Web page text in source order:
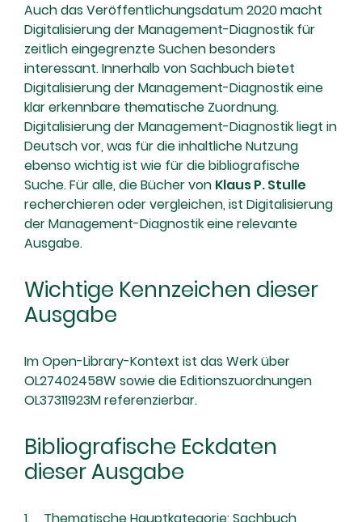
Auch das Veröffentlichungsdatum 2020 macht
Digitalisierung der Management-Diagnostik für
zeitlich eingegrenzte Suchen besonders
interessant. Innerhalb von Sachbuch bietet
Digitalisierung der Management-Diagnostik eine
klar erkennbare thematische Zuordnung.
Digitalisierung der Management-Diagnostik liegt in
Deutsch vor, was für die inhaltliche Nutzung
ebenso wichtig ist wie für die bibliografische
Suche. Für alle, die Bücher von Klaus P. Stulle
recherchieren oder vergleichen, ist Digitalisierung
der Management-Diagnostik eine relevante
Ausgabe.
Wichtige Kennzeichen dieser
Ausgabe
Im Open-Library-Kontext ist das Werk über
OL27402458W sowie die Editionszuordnungen
OL37311923M referenzierbar.
Bibliografische Eckdaten
dieser Ausgabe